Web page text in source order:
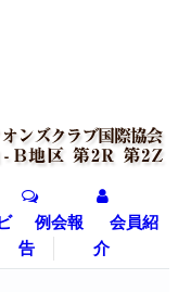
例会報
告
会員紹
介